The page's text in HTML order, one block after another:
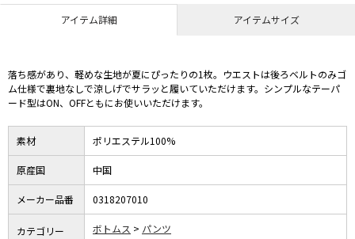
アイテム詳細 アイテムサイズ
落ち感があり、軽めな生地が夏にぴったりの1枚。ウエストは後ろベルトのみゴ
ム仕様で裏地なしで涼しげでサラッと履いていただけます。シンプルなテーパ
ード型はON、OFFともにお使いいただけます。
素材 ポリエステル100%
原産国 中国
メーカー品番 0318207010
カテゴリー ボトムス パンツ